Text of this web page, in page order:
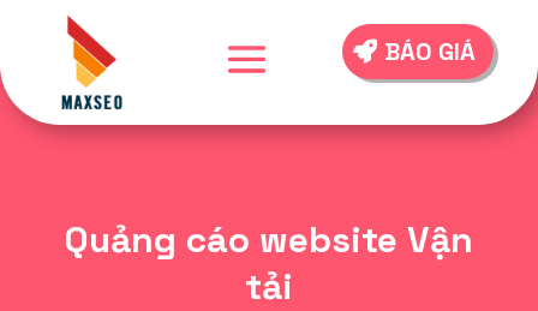
BÁO GIÁ
Quảng cáo website Vận
tải